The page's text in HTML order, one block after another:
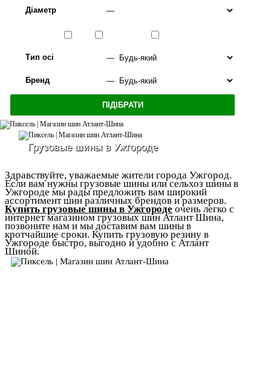
Діаметр
Тип осі
Бренд
Грузовые шины в Ужгороде
Здравствуйте, уважаемые жители города Ужгород.
Если вам нужны грузовые шины или сельхоз шины в
Ужгороде мы рады предложить вам широкий
ассортимент шин различных брендов и размеров.
Купить грузовые шины в Ужгороде очень легко с
интернет магазином грузовых шин Атлант Шина,
позвоните нам и мы доставим вам шины в
кротчайшие сроки. Купить грузовую резину в
Ужгороде быстро, выгодно и удобно с Атлант
Шиной.